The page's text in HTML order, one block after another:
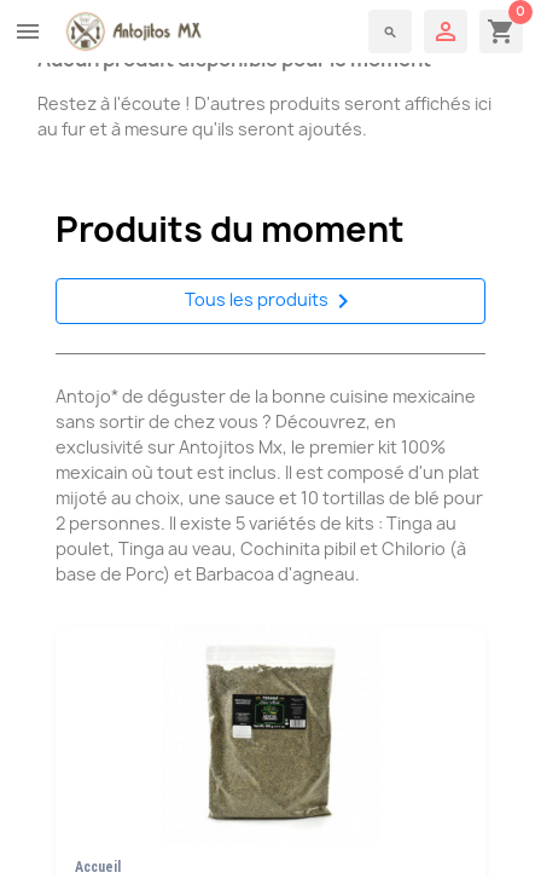
menu search  shopping_cart
0
Aucun produit disponible pour le moment
Restez à l'écoute ! D'autres produits seront affichés ici
au fur et à mesure qu'ils seront ajoutés.
Produits du moment
Tous les produits 
Antojo* de déguster de la bonne cuisine mexicaine
sans sortir de chez vous ? Découvrez, en
exclusivité sur Antojitos Mx, le premier kit 100%
mexicain où tout est inclus. Il est composé d'un plat
mijoté au choix, une sauce et 10 tortillas de blé pour
2 personnes. Il existe 5 variétés de kits : Tinga au
poulet, Tinga au veau, Cochinita pibil et Chilorio (à
base de Porc) et Barbacoa d'agneau.
Accueil